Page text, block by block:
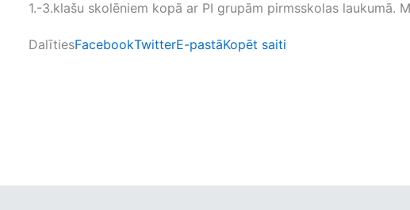
1.-3.klašu skolēniem kopā ar PI grupām pirmsskolas laukumā.
DalītiesFacebookTwitterE-pastāKopēt saiti